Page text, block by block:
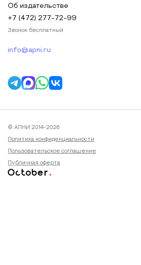
Об издательстве
+7 (472) 277-72-99
Звонок бесплатный
info@apni.ru
© АПНИ 2014-2026
Политика конфиденциальности
Пользовательское соглашение
Публичная оферта